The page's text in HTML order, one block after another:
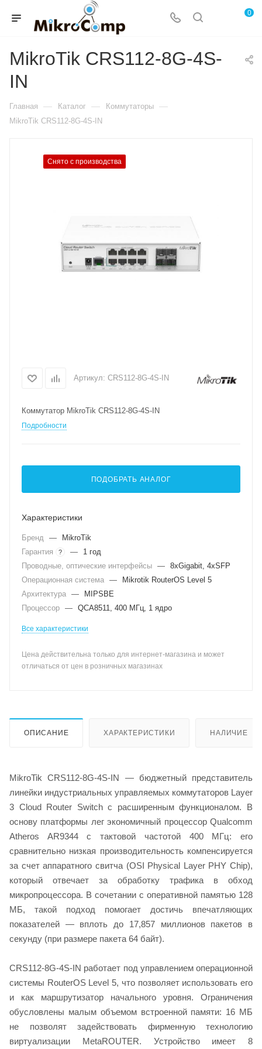
0
MikroTik CRS112-8G-4S-
IN
Главная — Каталог — Коммутаторы —
MikroTik CRS112-8G-4S-IN
Снято с производства
Артикул: CRS112-8G-4S-IN
Коммутатор MikroTik CRS112-8G-4S-IN
Подробности
ПОДОБРАТЬ АНАЛОГ
Характеристики
Бренд —
MikroTik
Гарантия
? —
1 год
Проводные, оптические интерфейсы — 8xGigabit, 4xSFP
Операционная система —
Mikrotik RouterOS Level 5
Архитектура —
MIPSBE
Процессор — QCA8511, 400 МГц, 1 ядро
Все характеристики
Цена действительна только для интернет-магазина и может
отличаться от цен в розничных магазинах
ОПИСАНИЕ ХАРАКТЕРИСТИКИ НАЛИЧИЕ
MikroTik CRS112-8G-4S-IN — бюджетный представитель
линейки индустриальных управляемых коммутаторов Layer
3 Cloud Router Switch с расширенным функционалом. В
основу платформы лег экономичный процессор Qualcomm
Atheros AR9344 с тактовой частотой 400 МГц: его
сравнительно низкая производительность компенсируется
за счет аппаратного свитча (OSI Physical Layer PHY Chip),
который отвечает за обработку трафика в обход
микропроцессора. В сочетании с оперативной памятью 128
МБ, такой подход помогает достичь впечатляющих
показателей — вплоть до 17,857 миллионов пакетов в
секунду (при размере пакета 64 байт).
CRS112-8G-4S-IN работает под управлением операционной
системы RouterOS Level 5, что позволяет использовать его
и как маршрутизатор начального уровня. Ограничения
обусловлены малым объемом встроенной памяти: 16 МБ
не позволят задействовать фирменную технологию
виртуализации MetaROUTER. Устройство имеет 8